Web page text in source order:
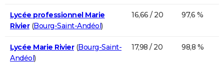
Lycée professionnel Marie
Rivier(Bourg-Saint-Andéol)
16,66 / 20 97,6 %
Lycée Marie Rivier(Bourg-Saint-
Andéol)
17,98 / 20 98,8 %